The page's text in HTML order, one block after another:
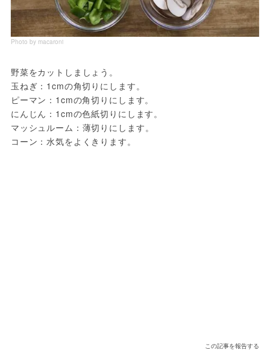
Photo by macaroni
野菜をカットしましょう。
玉ねぎ：1cmの角切りにします。
ピーマン：1cmの角切りにします。
にんじん：1cmの色紙切りにします。
マッシュルーム：薄切りにします。
コーン：水気をよくきります。
この記事を報告する